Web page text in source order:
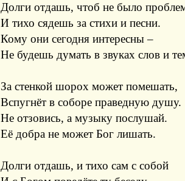
Долги отдашь, чтоб не было
И тихо сядешь за стихи и песни.
Кому они сегодня интересны –
Не будешь думать в звуках слов и
За стенкой шорох может помешать,
Вспугнёт в соборе праведную душу.
Не отзовись, а музыку послушай.
Её добра не может Бог лишать.
Долги отдашь, и тихо сам с собой